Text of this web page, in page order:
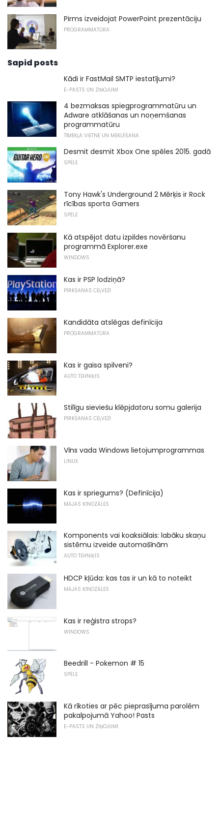
Pirms izveidojat PowerPoint prezentāciju
PROGRAMMATŪRA
Sapid posts
Kādi ir FastMail SMTP iestatījumi?
E-PASTS UN ZIŅOJUMI
4 bezmaksas spiegprogrammatūru un
Adware atklāšanas un noņemšanas
programmatūru
TĪMEKĻA VIETNE UN MEKLĒŠANA
Desmit desmit Xbox One spēles 2015. gadā
SPĒLE
Tony Hawk's Underground 2 Mērķis ir Rock
rīcības sporta Gamers
SPĒLE
Kā atspējot datu izpildes novēršanu
programmā Explorer.exe
WINDOWS
Kas ir PSP lodziņā?
PIRKŠANAS CEĻVEŽI
Kandidāta atslēgas definīcija
PROGRAMMATŪRA
Kas ir gaisa spilveni?
AUTO TEHNIĶIS
Stilīgu sieviešu klēpjdatoru somu galerija
PIRKŠANAS CEĻVEŽI
Vīns vada Windows lietojumprogrammas
LINUX
Kas ir spriegums? (Definīcija)
MĀJAS KINOZĀLES
Komponents vai koaksiālais: labāku skaņu
sistēmu izveide automašīnām
AUTO TEHNIĶIS
HDCP kļūda: kas tas ir un kā to noteikt
MĀJAS KINOZĀLES
Kas ir reģistra strops?
WINDOWS
Beedrill - Pokemon # 15
SPĒLE
Kā rīkoties ar pēc pieprasījuma parolēm
pakalpojumā Yahoo! Pasts
E-PASTS UN ZIŅOJUMI